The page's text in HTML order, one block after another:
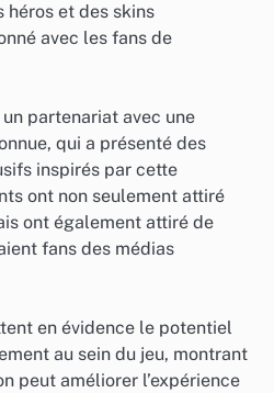
héros et des skins
avec les fans de
partenariat avec une
qui a présenté des
inspirés par cette
ont non seulement attiré
ont également attiré de
fans des médias
en évidence le potentiel
au sein du jeu, montrant
peut améliorer l’expérience